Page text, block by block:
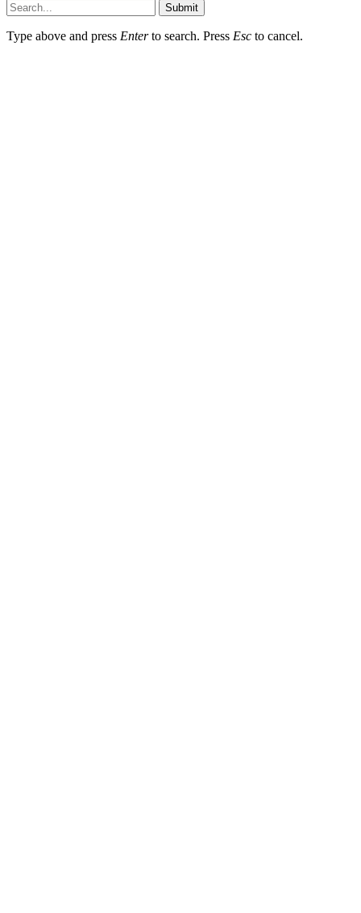
Submit
Type above and press Enterto search. Press Esc to cancel.